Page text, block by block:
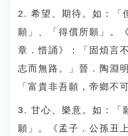
2. 希望、期待。如：「
願」、「得償所願」。
章．惜誦》：「固煩言
志而無路。」晉．陶淵
「富貴非吾願，帝鄉不
3. 甘心、樂意。如：「
願」。《孟子．公孫丑